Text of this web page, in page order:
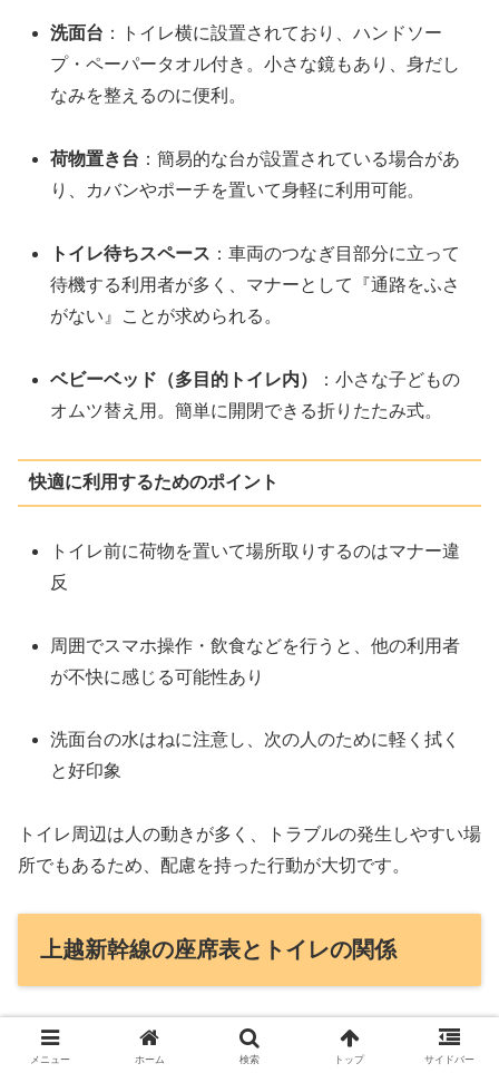
洗面台 ：トイレ横に設置されており、ハンドソー
プ・ペーパータオル付き。小さな鏡もあり、身だし
なみを整えるのに便利。
荷物置き台 ：簡易的な台が設置されている場合があ
り、カバンやポーチを置いて身軽に利用可能。
トイレ待ちスペース ：車両のつなぎ目部分に立って
待機する利用者が多く、マナーとして『通路をふさ
がない』ことが求められる。
ベビーベッド（多目的トイレ内）
：小さな子どもの
オムツ替え用。簡単に開閉できる折りたたみ式。
快適に利用するためのポイント
トイレ前に荷物を置いて場所取りするのはマナー違
反
周囲でスマホ操作・飲食などを行うと、他の利用者
が不快に感じる可能性あり
洗面台の水はねに注意し、次の人のために軽く拭く
と好印象
トイレ周辺は人の動きが多く、トラブルの発生しやすい場
所でもあるため、配慮を持った行動が大切です。
上越新幹線の座席表とトイレの関係
座席からのトイレへの移動
メニュー ホーム 検索 トップ サイドバー